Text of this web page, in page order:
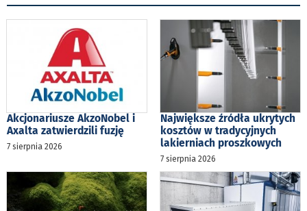
Akcjonariusze AkzoNobel i
Axalta zatwierdzili fuzję
7 sierpnia 2026
Największe źródła ukrytych
kosztów w tradycyjnych
lakierniach proszkowych
7 sierpnia 2026